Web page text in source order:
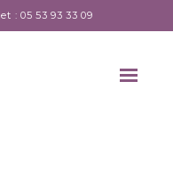
: 05 53 93 33 09